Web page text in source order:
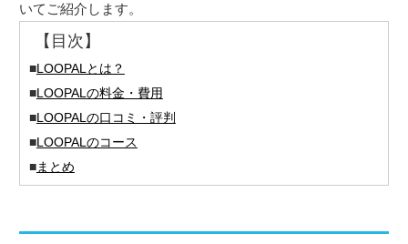
いてご紹介します。
【目次】
■LOOPALとは？
■LOOPALの料金・費用
■LOOPALの口コミ・評判
■LOOPALのコース
■まとめ